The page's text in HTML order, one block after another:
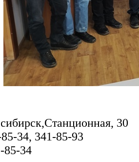
30
34, 341-85-93
85-34